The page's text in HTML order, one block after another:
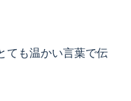
ても温かい言葉で伝